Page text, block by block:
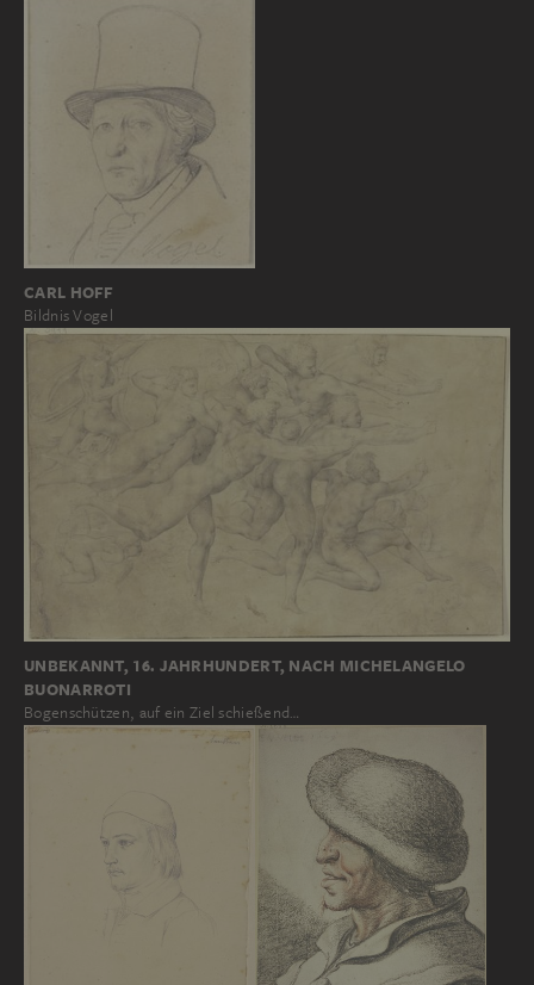
CARL HOFF
Bildnis Vogel
UNBEKANNT, 16. JAHRHUNDERT, NACH MICHELANGELO
BUONARROTI
Bogenschützen, auf ein Ziel schießend…